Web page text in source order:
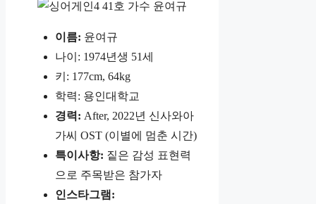
이름: 윤여규
나이: 1974년생 51세
키: 177cm, 64kg
학력: 용인대학교
경력: After, 2022년 신사와아
가씨 OST (이별에 멈춘 시간)
특이사항: 짙은 감성 표현력
으로 주목받은 참가자
인스타그램: